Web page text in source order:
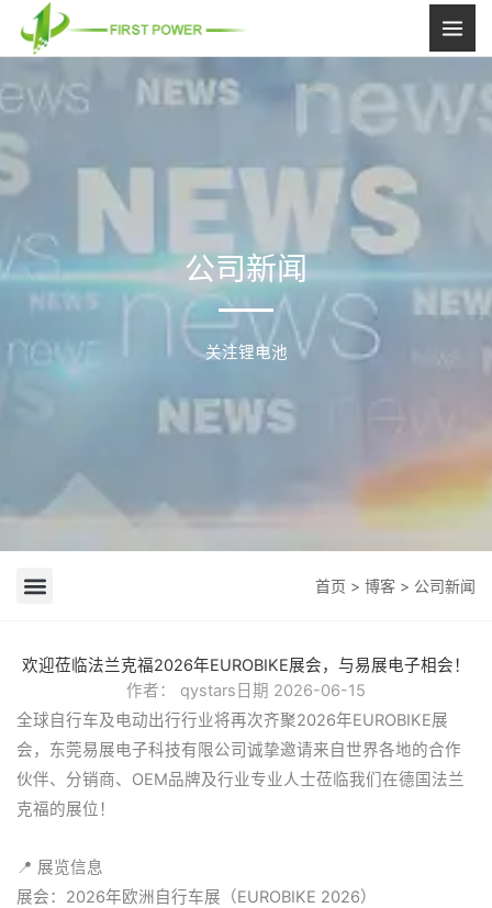
容
公司新闻
关注锂电池
首页 > 博客 > 公司新闻
欢迎莅临法兰克福2026年EUROBIKE展会，与易展电子相会！
作者：
qystars 日期 2026-06-15
全球自行车及电动出行行业将再次齐聚2026年EUROBIKE展
会，东莞易展电子科技有限公司诚挚邀请来自世界各地的合作
伙伴、分销商、OEM品牌及行业专业人士莅临我们在德国法兰
克福的展位！
📍 展览信息
展会：2026年欧洲自行车展（EUROBIKE 2026）